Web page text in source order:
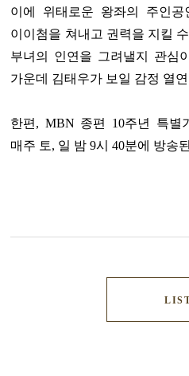
이에 위태로운 왕좌의 주인
이이첨을 쳐내고 권력을 지킬
부녀의 인연을 그려낼지 관심
가운데 김태우가 보일 감정 열
한편, MBN 종편 10주년 특별
매주 토, 일 밤 9시 40분에 방송